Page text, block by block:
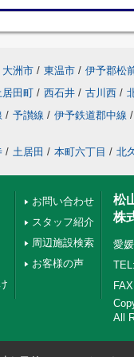
大洲市 / 東温市 / 伊予郡松
居田町 / 西石井 / 古川西 /
/ 予讃線 / 伊予鉄道郡中線 /
/ 土居田 / 本町六丁目 / 北
お問い合わせ
スタッフ紹介
周辺施設検索
お客様の声
松
株
愛
All